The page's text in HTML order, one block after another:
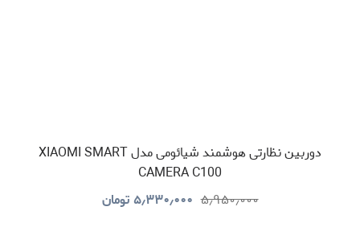
دوربین نظارتی هوشمند شیائومی مدل XIAOMI SMART
CAMERA C100
۵٫۹۵۰٫۰۰۰ ۵٫۳۳۰٫۰۰۰تومان